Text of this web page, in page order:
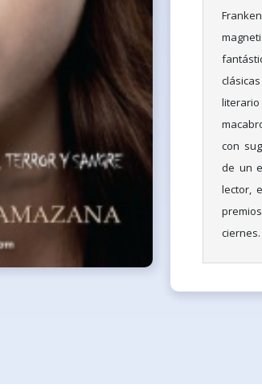
con
de un
lector,
ciernes.